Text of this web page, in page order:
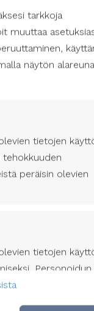
tarkkoja
muuttaa
näytön
tietojen
tehokkuuden
peräisin olevien
tietojen
Personoidun
kohdennetun
ovat
täällä
avustajan
saat yhteyden
ei sido